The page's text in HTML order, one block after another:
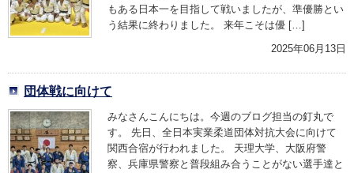
もある日本一を目指して戦いましたが、準優勝とい
う結果に終わりました。 来年こそは優 […]
2025年06月13日
団体戦に向けて
みなさんこんにちは。今週のブログ担当の釘丸で
す。 先日、全日本実業柔道団体対抗大会に向けて
関西合宿が行われました。 天理大学、大阪府警
察、兵庫県警察と普段組み合うことがない選手達と